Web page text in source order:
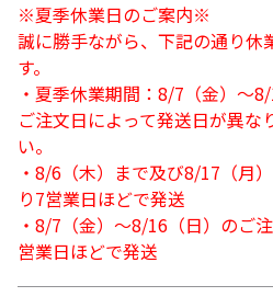
※夏季休業日のご案内※
誠に勝手ながら、下記の通り休
す。
・夏季休業期間：8/7（金）～8/
ご注文日によって発送日が異な
い。
・8/6（木）まで及び8/17（月
り7営業日ほどで発送
・8/7（金）～8/16（日）のご
営業日ほどで発送